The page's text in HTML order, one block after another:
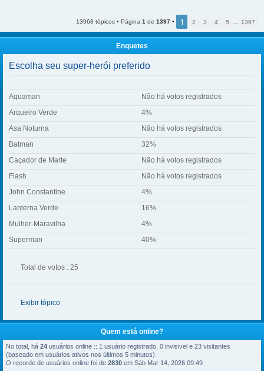
13968 tópicos • Página 1 de 1397 • 1 2 3 4 5 1397
Enquetes
Escolha seu super-herói preferido
Aquaman
Não há votos registrados
Arqueiro Verde
4%
Asa Noturna
Não há votos registrados
Batman
32%
Caçador de Marte
Não há votos registrados
Flash
Não há votos registrados
John Constantine
4%
Lanterna Verde
16%
Mulher-Maravilha
4%
Superman
40%
Total de votos : 25
Exibir tópico
Quem está online?
No total, há 24 usuários online :: 1 usuário registrado, 0 invisivel e 23 visitantes
(baseado em usuários ativos nos últimos 5 minutos)
O recorde de usuários online foi de 2830 em Sáb Mar 14, 2026 09:49